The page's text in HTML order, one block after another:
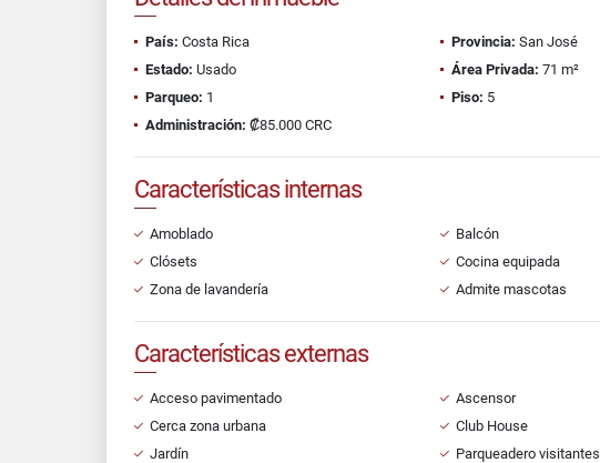
País: Costa Rica Provincia: San José
Estado: Usado Área Privada: 71 m²
Parqueo: 1 Piso: 5
Administración: ₡85.000 CRC
Características internas
Amoblado Balcón
Clósets
Cocina equipada
Zona de lavandería
Admite mascotas
Características externas
Acceso pavimentado Ascensor
Cerca zona urbana
Club House
Jardín
Parqueadero visitantes